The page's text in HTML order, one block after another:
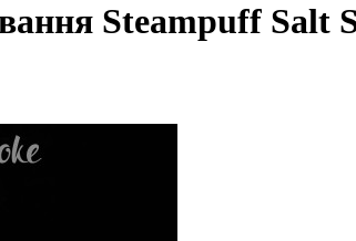
Steampuff Salt